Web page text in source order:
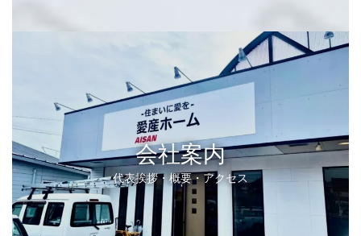
会社案内
代表挨拶・概要・アクセス